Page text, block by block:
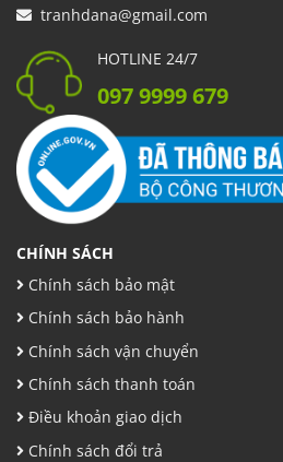
tranhdana@gmail.com
HOTLINE 24/7
097 9999 679
CHÍNH SÁCH
Chính sách bảo mật
Chính sách bảo hành
Chính sách vận chuyển
Chính sách thanh toán
Điều khoản giao dịch
Chính sách đổi trả